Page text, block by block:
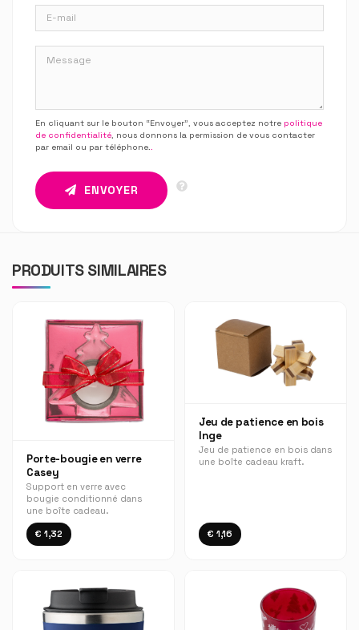
En cliquant sur le bouton “Envoyer”, vous acceptez notre politique
de confidentialité, nous donnons la permission de vous contacter
par email ou par téléphone..
ENVOYER
PRODUITS SIMILAIRES
Porte-bougie en verre
Casey
Support en verre avec
bougie conditionné dans
une boîte cadeau.
€ 1,32
Jeu de patience en bois
Inge
Jeu de patience en bois dans
une boîte cadeau kraft.
€ 1,16